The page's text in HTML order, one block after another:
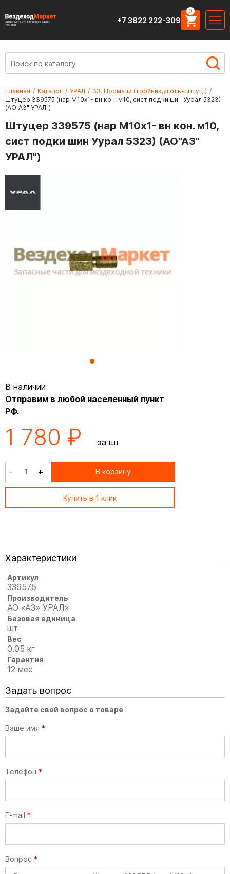
Запасные части для вездеходной
техники
+7 3822 222-309
0
Главная / Каталог / УРАЛ / 33. Нормали (тройник,угольн.,штуц,) /
Штуцер 339575 (нар М10х1- вн кон. м10, сист подки шин Уурал 5323)
(АО"АЗ" УРАЛ")
Штуцер 339575 (нар М10х1- вн кон. м10,
сист подки шин Уурал 5323) (АО"АЗ"
УРАЛ")
В наличии
Отправим в любой населенный пункт
РФ.
1 780 ₽ за шт
- + В корзину
Купить в 1 клик
Характеристики
Артикул
339575
Производитель
АО «АЗ» УРАЛ»
Базовая единица
шт
Вес
0.05 кг
Гарантия
12 мес
Задать вопрос
Задайте свой вопрос о товаре
Ваше имя *
Телефон *
E-mail *
Вопрос *